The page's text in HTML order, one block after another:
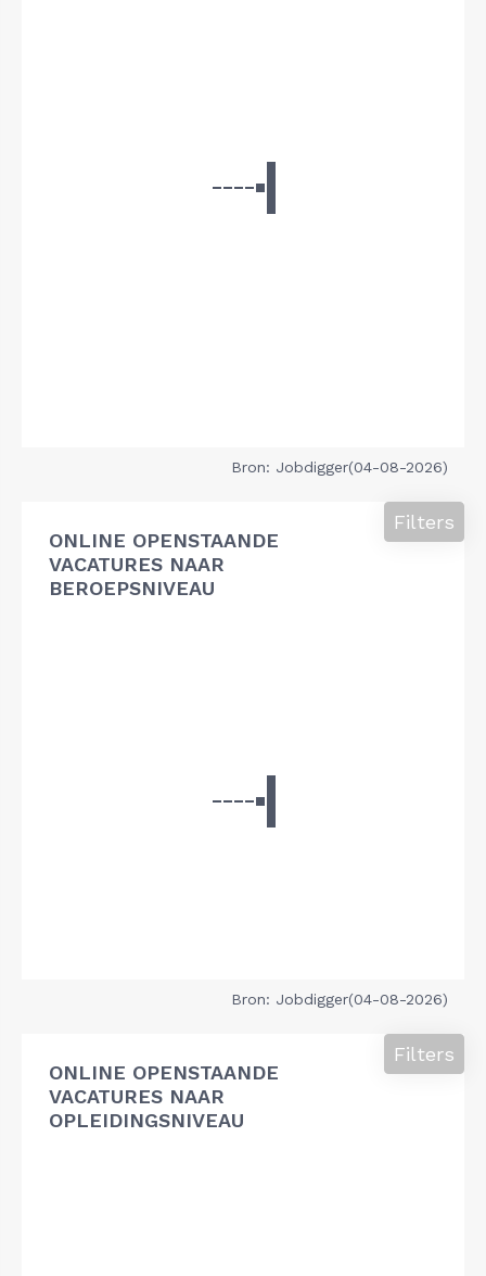
Bron: Jobdigger(04-08-2026)
ONLINE OPENSTAANDE
VACATURES NAAR
BEROEPSNIVEAU
Filters
Bron: Jobdigger(04-08-2026)
ONLINE OPENSTAANDE
VACATURES NAAR
OPLEIDINGSNIVEAU
Filters